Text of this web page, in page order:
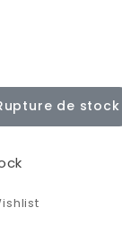
de stock